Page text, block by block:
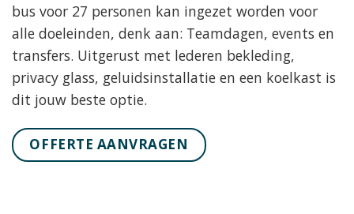
bus voor 27 personen kan ingezet worden voor
alle doeleinden, denk aan: Teamdagen, events en
transfers. Uitgerust met lederen bekleding,
privacy glass, geluidsinstallatie en een koelkast is
dit jouw beste optie.
OFFERTE AANVRAGEN